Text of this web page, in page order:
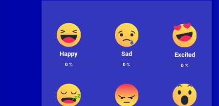
Happy
0%
Sad
0%
Excited
0%